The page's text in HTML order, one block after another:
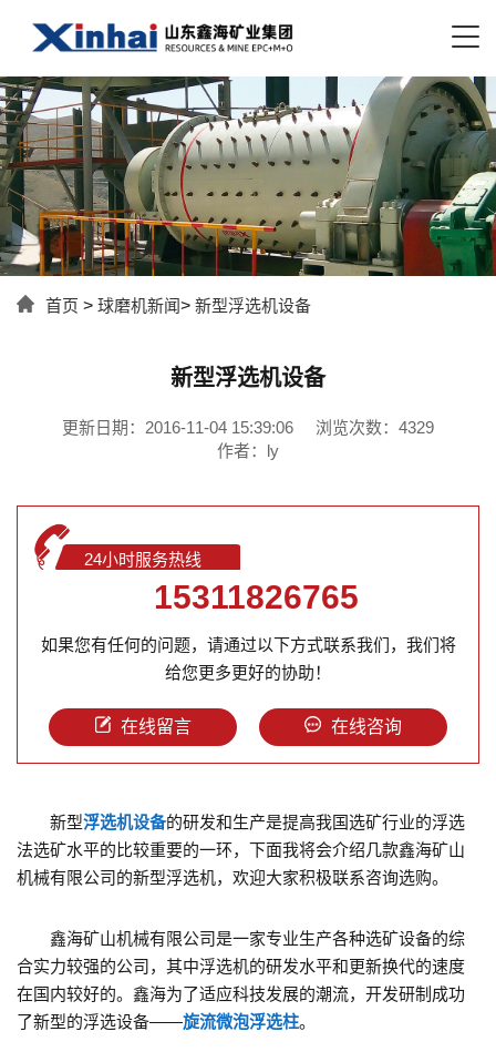
首页 > 球磨机新闻> 新型浮选机设备
新型浮选机设备
更新日期：2016-11-04 15:39:06
浏览次数：4329
作者：ly
24小时服务热线
15311826765
如果您有任何的问题，请通过以下方式联系我们，我们将
给您更多更好的协助！
在线留言 在线咨询
新型浮选机设备的研发和生产是提高我国选矿行业的浮选
法选矿水平的比较重要的一环，下面我将会介绍几款鑫海矿山
机械有限公司的新型浮选机，欢迎大家积极联系咨询选购。
鑫海矿山机械有限公司是一家专业生产各种选矿设备的综
合实力较强的公司，其中浮选机的研发水平和更新换代的速度
在国内较好的。鑫海为了适应科技发展的潮流，开发研制成功
了新型的浮选设备——旋流微泡浮选柱。